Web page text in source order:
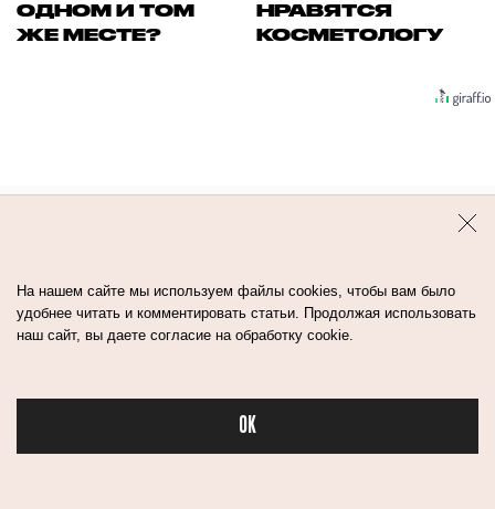
Бьюти
ОДНОМ И ТОМ
ЖЕ МЕСТЕ?
НРАВЯТСЯ
КОСМЕТОЛОГУ
Контакты Авторы Медиа-Кит
На нашем сайте мы используем файлы cookies, чтобы вам было
удобнее читать и комментировать статьи. Продолжая использовать
наш сайт, вы даете согласие на обработку cookie.
OK